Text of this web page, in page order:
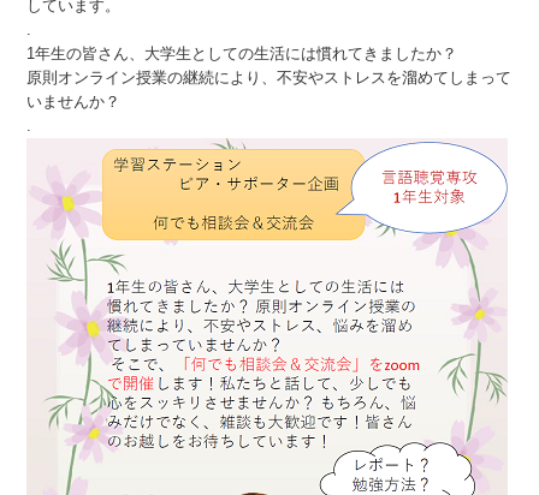
しています。
.
1年生の皆さん、大学生としての生活には慣れてきましたか？
原則オンライン授業の継続により、不安やストレスを溜めてしまって
いませんか？
.